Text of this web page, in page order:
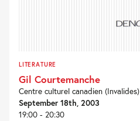
LITERATURE
Gil Courtemanche
Centre culturel canadien (Invalides)
September 18th, 2003
19:00 - 20:30